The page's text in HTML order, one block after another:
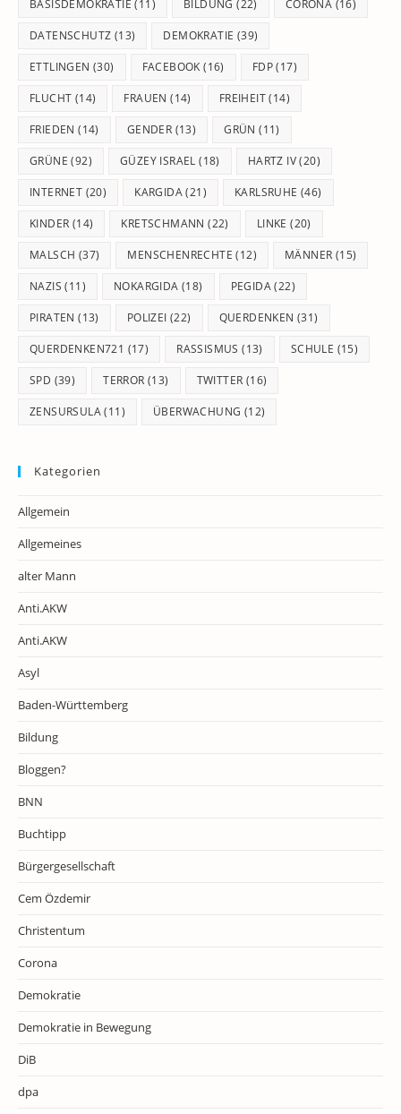
BASISDEMOKRATIE (11) BILDUNG (22) CORONA (16)
DATENSCHUTZ (13) DEMOKRATIE (39)
ETTLINGEN (30) FACEBOOK (16) FDP(17)
FLUCHT (14) FRAUEN (14) FREIHEIT(14)
FRIEDEN (14) GENDER (13) GRÜN (11)
GRÜNE (92) GÜZEY ISRAEL (18) HARTZ IV(20)
INTERNET (20) KARGIDA(21) KARLSRUHE (46)
KINDER (14) KRETSCHMANN (22) LINKE (20)
MALSCH (37) MENSCHENRECHTE (12) MÄNNER (15)
NAZIS (11) NOKARGIDA (18) PEGIDA(22)
PIRATEN (13) POLIZEI (22) QUERDENKEN (31)
QUERDENKEN721 (17) RASSISMUS (13) SCHULE (15)
SPD (39) TERROR (13) TWITTER (16)
ZENSURSULA(11) ÜBERWACHUNG (12)
Kategorien
Allgemein
Allgemeines
alter Mann
Anti.AKW
Anti.AKW
Asyl
Baden-Württemberg
Bildung
Bloggen?
BNN
Buchtipp
Bürgergesellschaft
Cem Özdemir
Christentum
Corona
Demokratie
Demokratie in Bewegung
DiB
dpa